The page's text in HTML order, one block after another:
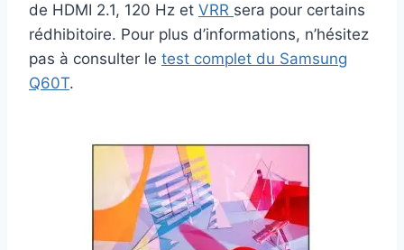
de HDMI 2.1, 120 Hz et VRR sera pour certains
rédhibitoire. Pour plus d’informations, n’hésitez
pas à consulter le test complet du Samsung
Q60T.